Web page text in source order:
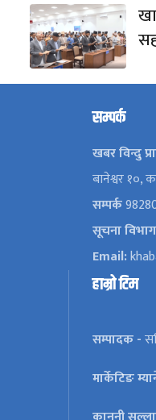
सम्पर्क
खबर विन्दु
बानेश्वर १०,
सम्पर्क
सूचना
Email:
हाम्रो टिम
सम्पादक -
मार्केटिङ